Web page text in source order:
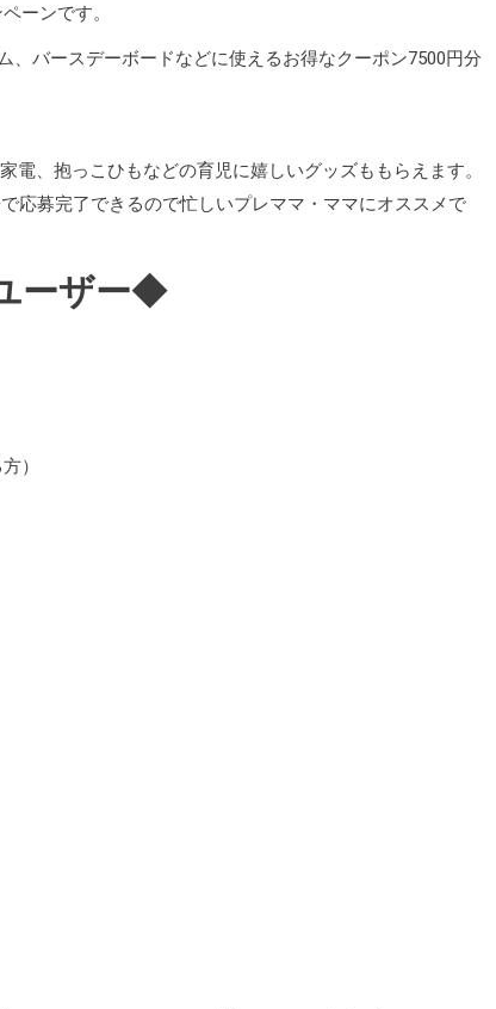
ーンです。
、バースデーボードなどに使えるお得なクーポン7500円分
電、抱っこひもなどの育児に嬉しいグッズももらえます。
応募完了できるので忙しいプレママ・ママにオススメで
ーザー◆
）